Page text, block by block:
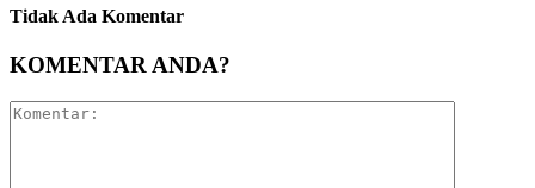
Tidak Ada Komentar
KOMENTAR ANDA?